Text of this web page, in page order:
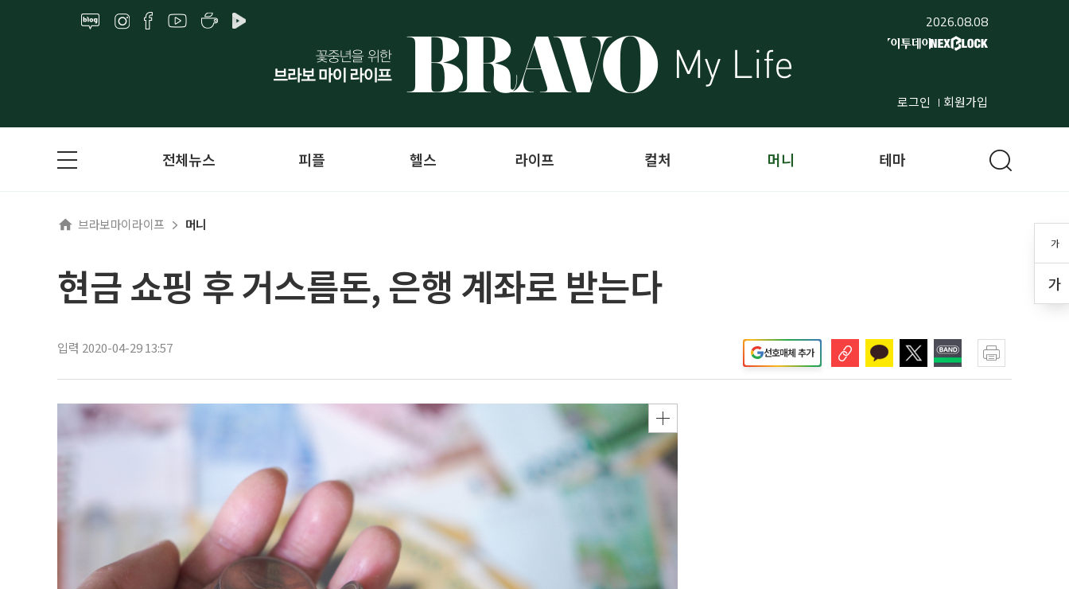
2026.08.08
로그인 회원가입
가
가
전체뉴스 피플 헬스 라이프 컬처 머니 테마
브라보마이라이프 머니
현금 쇼핑 후 거스름돈, 은행 계좌로 받는다
입력 2020-04-29 13:57 선호매체 추가